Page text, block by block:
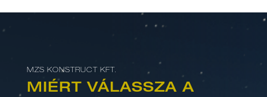
MZS KONSTRUCT KFT.
MIÉRT VÁLASSZA A